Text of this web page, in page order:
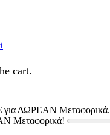
cart.
για ΔΩΡΕΑΝ Μεταφορικά.
Μεταφορικά!